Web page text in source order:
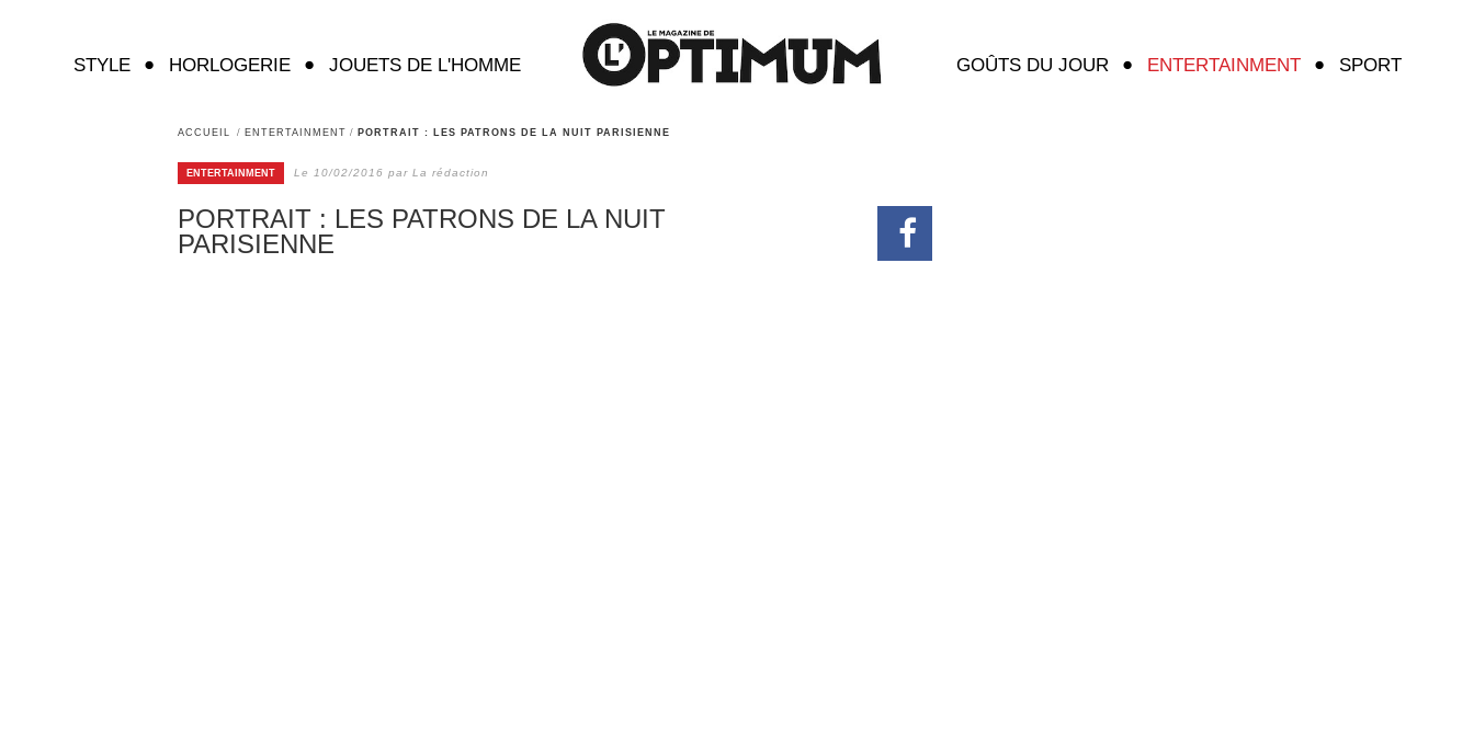
STYLE HORLOGERIE JOUETS DE L'HOMME GOÛTS DU JOUR ENTERTAINMENT SPORT
ACCUEIL / ENTERTAINMENT / PORTRAIT : LES PATRONS DE LA NUIT PARISIENNE
ENTERTAINMENT Le 10/02/2016 par La rédaction
PORTRAIT : LES PATRONS DE LA NUIT
PARISIENNE